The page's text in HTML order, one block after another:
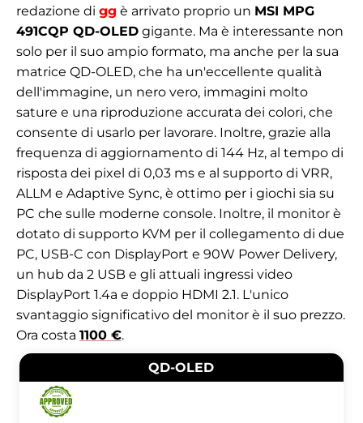
redazione di gg è arrivato proprio un MSI MPG
491CQP QD-OLED gigante. Ma è interessante non
solo per il suo ampio formato, ma anche per la sua
matrice QD-OLED, che ha un'eccellente qualità
dell'immagine, un nero vero, immagini molto
sature e una riproduzione accurata dei colori, che
consente di usarlo per lavorare. Inoltre, grazie alla
frequenza di aggiornamento di 144 Hz, al tempo di
risposta dei pixel di 0,03 ms e al supporto di VRR,
ALLM e Adaptive Sync, è ottimo per i giochi sia su
PC che sulle moderne console. Inoltre, il monitor è
dotato di supporto KVM per il collegamento di due
PC, USB-C con DisplayPort e 90W Power Delivery,
un hub da 2 USB e gli attuali ingressi video
DisplayPort 1.4a e doppio HDMI 2.1. L'unico
svantaggio significativo del monitor è il suo prezzo.
Ora costa 1100 €.
QD-OLED